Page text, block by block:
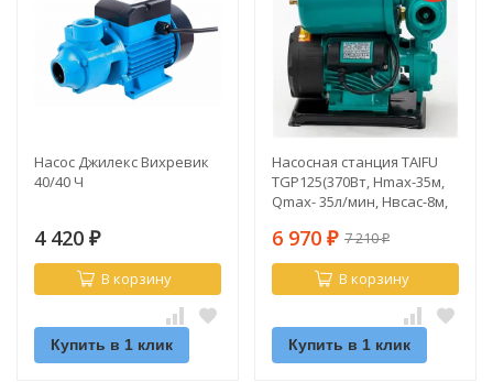
Насос Джилекс Вихревик
40/40 Ч
4 420 ₽
В корзину
Купить в 1 клик
Насосная станция TAIFU
TGP125(370Вт, Hmax-35м,
Qmax- 35л/мин, Hвсас-8м,
бак 2л.,чугун)
6 970 ₽ 7 210₽
В корзину
Купить в 1 клик